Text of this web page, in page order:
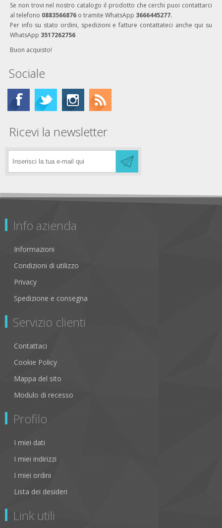
Se non trovi nel nostro catalogo il prodotto che cerchi puoi contattarci
al telefono 0883566876 o tramite WhatsApp 3666445277.
Per info su stato ordini, spedizioni e fatture contattateci anche qui su
WhatsApp 3517262756
Buon acquisto!
Sociale
Ricevi la newsletter
Info azienda
Informazioni
Condizioni di utilizzo
Privacy
Spedizione e consegna
Servizio clienti
Contattaci
Cookie Policy
Mappa del sito
Modulo di recesso
Profilo
I miei dati
I miei indirizzi
I miei ordini
Lista dei desideri
Link utili